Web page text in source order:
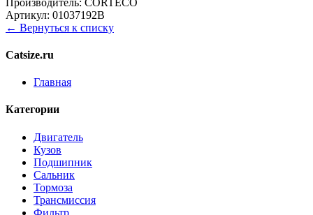
Артикул: 01037192B
← Вернуться к списку
Catsize.ru
Главная
Категории
Двигатель
Кузов
Подшипник
Сальник
Тормоза
Трансмиссия
Фильтр